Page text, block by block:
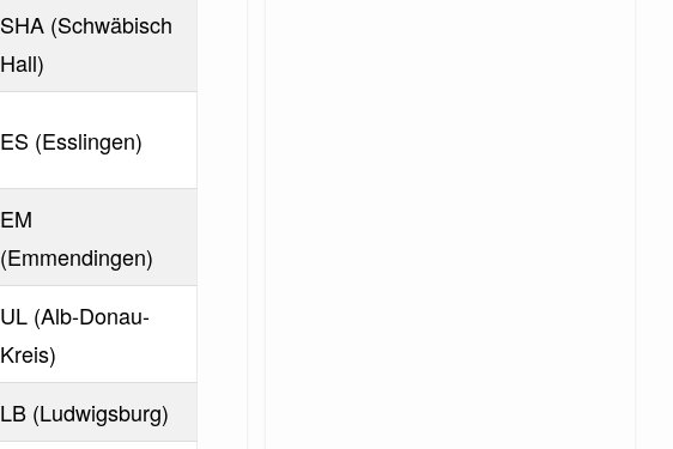
SHA (Schwäbisch
Hall)
ES (Esslingen)
EM
(Emmendingen)
UL (Alb-Donau-
Kreis)
LB (Ludwigsburg)